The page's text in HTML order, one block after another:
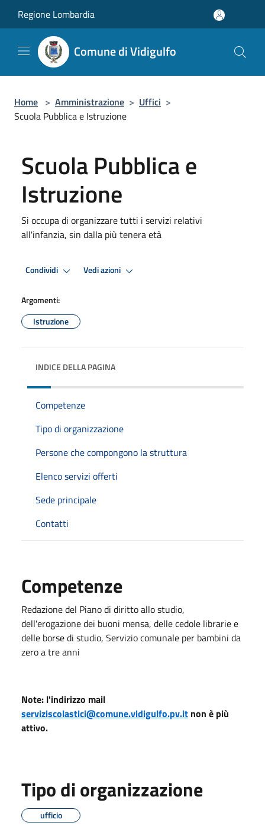
Regione Lombardia
Comune di Vidigulfo
Home > Amministrazione > Uffici >
Scuola Pubblica e Istruzione
Scuola Pubblica e
Istruzione
Si occupa di organizzare tutti i servizi relativi
all'infanzia, sin dalla più tenera età
Condividi Vedi azioni
Argomenti:
Istruzione
INDICE DELLA PAGINA
Competenze
Tipo di organizzazione
Persone che compongono la struttura
Elenco servizi offerti
Sede principale
Contatti
Competenze
Redazione del Piano di diritto allo studio,
dell'erogazione dei buoni mensa, delle cedole librarie e
delle borse di studio, Servizio comunale per bambini da
zero a tre anni
Note: l'indirizzo mail
serviziscolastici@comune.vidigulfo.pv.it non è più
attivo.
Tipo di organizzazione
ufficio